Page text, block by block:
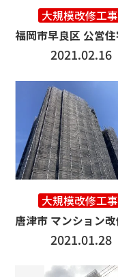
大規模改修工事
2021.02.16
大規模改修工事
2021.01.28